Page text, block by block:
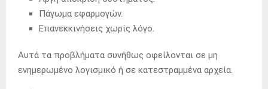
Πάγωμα εφαρμογών.
Επανεκκινήσεις χωρίς λόγο.
Αυτά τα προβλήματα συνήθως οφείλονται σε μη
ενημερωμένο λογισμικό ή σε κατεστραμμένα αρχεία.